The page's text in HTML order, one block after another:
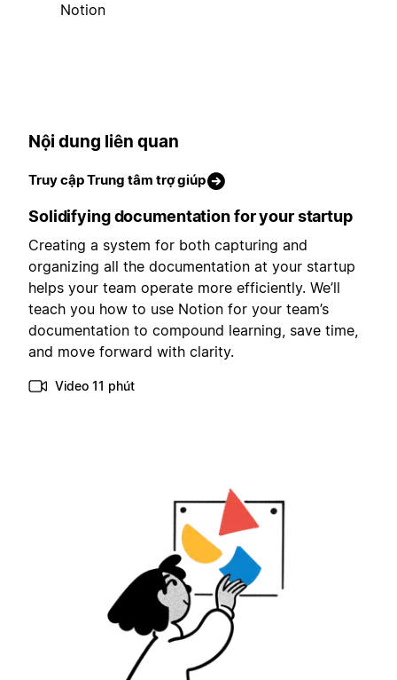
Notion
Nội dung liên quan
Truy cập Trung tâm trợ giúp
Solidifying documentation for your startup
Creating a system for both capturing and
organizing all the documentation at your startup
helps your team operate more efficiently. We’ll
teach you how to use Notion for your team’s
documentation to compound learning, save time,
and move forward with clarity.
Video 11 phút